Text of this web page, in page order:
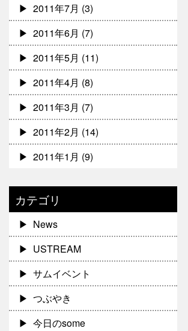
2011年7月 (3)
2011年6月 (7)
2011年5月 (11)
2011年4月 (8)
2011年3月 (7)
2011年2月 (14)
2011年1月 (9)
カテゴリ
News
USTREAM
サムイベント
つぶやき
今日のsome